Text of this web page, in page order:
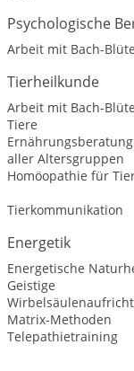
Psychologische
Arbeit mit Bach-
Tierheilkunde
Arbeit mit Bach-
Tiere
aller Altersgruppen
Homöopathie für
Tierkommunikation
Energetik
Energetische
Geistige
Matrix-Methoden
Telepathietraining